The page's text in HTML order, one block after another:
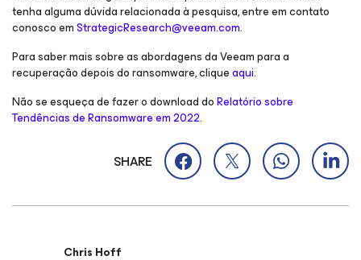
tenha alguma dúvida relacionada à pesquisa, entre em contato
conosco emStrategicResearch@veeam.com.
Para saber mais sobre as abordagens da Veeam para a
recuperação depois do ransomware, cliqueaqui.
Não se esqueça de fazer o download doRelatório sobre
Tendências de Ransomware em 2022.
SHARE
Chris Hoff